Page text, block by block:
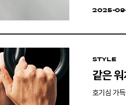
2025-
STYLE
같은
호기심 가